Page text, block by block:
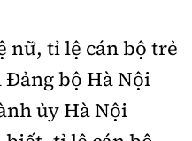
nữ, tỉ lệ cán bộ trẻ
bộ Hà Nội
ủy Hà Nội